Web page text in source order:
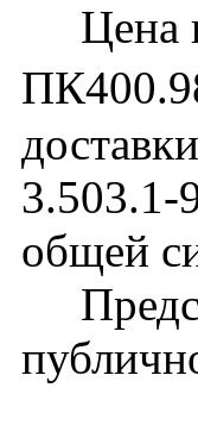
Цена
3.503.1-
общей